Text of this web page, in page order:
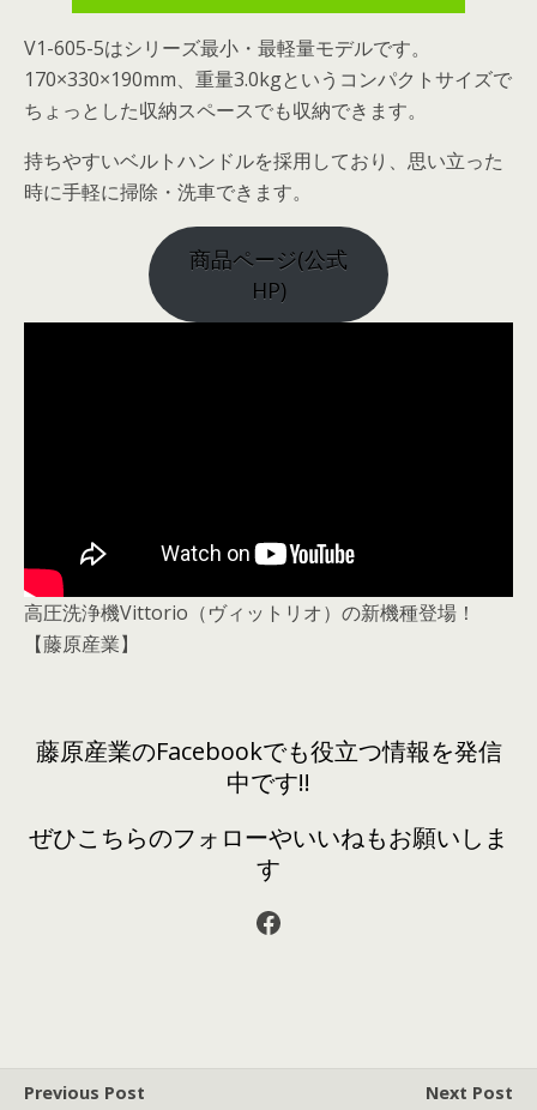
V1-605-5はシリーズ最小・最軽量モデルです。
170×330×190mm、重量3.0kgというコンパクトサイズで
ちょっとした収納スペースでも収納できます。
持ちやすいベルトハンドルを採用しており、思い立った
時に手軽に掃除・洗車できます。
商品ページ(公式
HP)
高圧洗浄機Vittorio（ヴィットリオ）の新機種登場！
【藤原産業】
藤原産業のFacebookでも役立つ情報を発信
中です!!
ぜひこちらのフォローやいいねもお願いしま
す
Facebook
Previous Post
Next Post